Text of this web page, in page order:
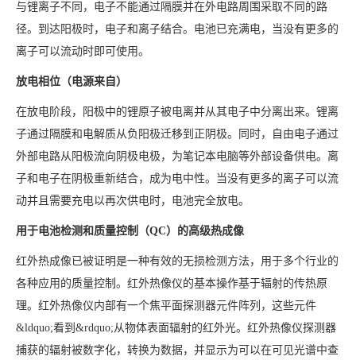
与锂离子不同，电子不能通过隔膜并在外电路周围采取不同的路
径。到达阳极时，电子和离子结合。电池已充满电，当没有更多的
离子可以流动时即可使用。
放电相位（电源来自）
在放电阶段，阳极中的锂原子被电离并从其电子中分离出来。锂离
子通过隔膜和电解质从负阳极迁移到正阴极。同时，自由电子通过
外部电路从阳极流向阴极电极，为笔记本电脑等外部设备供电。离
子和电子在阴极重新结合，成为电中性。当没有更多的离子可以流
动并且需要充电以再次供电时，电池完全放电。
用于电池检测和质量控制（QC）的高级热成像
红外热成像已被证明是一种有效的无损检测方法，用于多个行业的
各种应用的质量控制。红外热像仪的基本操作基于辐射的传热原
理。红外热像仪内部有一个焦平面探测器元件阵列，这些元件
&ldquo;看到&rdquo;从物体表面辐射的红外光。红外热像仪探测器
捕获的辐射被数字化，转换为数据，并显示为可以在可见光谱中查